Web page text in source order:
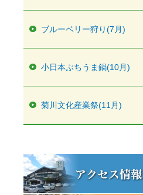
ブルーベリー狩り(7月)
小日本ぶちうま鍋(10月)
菊川文化産業祭(11月)